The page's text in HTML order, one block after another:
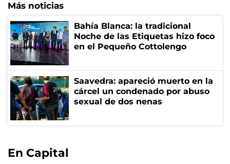
Más noticias
Bahía Blanca: la tradicional
Noche de las Etiquetas hizo foco
en el Pequeño Cottolengo
Saavedra: apareció muerto en la
cárcel un condenado por abuso
sexual de dos nenas
En Capital